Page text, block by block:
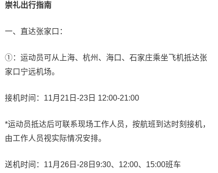
崇礼出行指南
一、直达张家口：
①：运动员可从上海、杭州、海口、石家庄乘坐飞机抵达张
家口宁远机场。
接机时间：11月21日-23日 12:00-21:00
*运动员抵达后可联系现场工作人员，按航班到达时刻接机，
由工作人员视实际情况安排。
送机时间：11月26日-28日9:30、12:00、15:00班车